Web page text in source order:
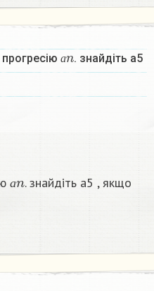
а
аn
. знайдіть а5
а
. знайдіть а5 , якщо